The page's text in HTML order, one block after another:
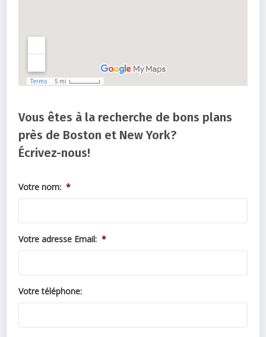
Vous êtes à la recherche de bons plans
près de Boston et New York?
Écrivez-nous!
Votre nom: *
Votre adresse Email: *
Votre téléphone: